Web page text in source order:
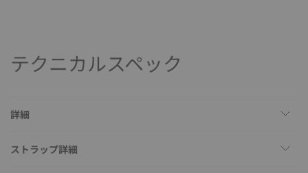
テクニカルスペック
詳細
ストラップ詳細